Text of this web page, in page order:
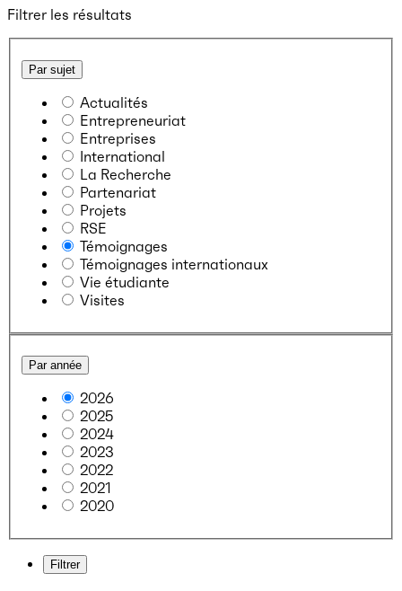
Filtrer les résultats
Par sujet
Actualités
Entrepreneuriat
Entreprises
International
La Recherche
Partenariat
Projets
RSE
Témoignages
Témoignages internationaux
Vie étudiante
Visites
Par année
2026
2025
2024
2023
2022
2021
2020
Filtrer